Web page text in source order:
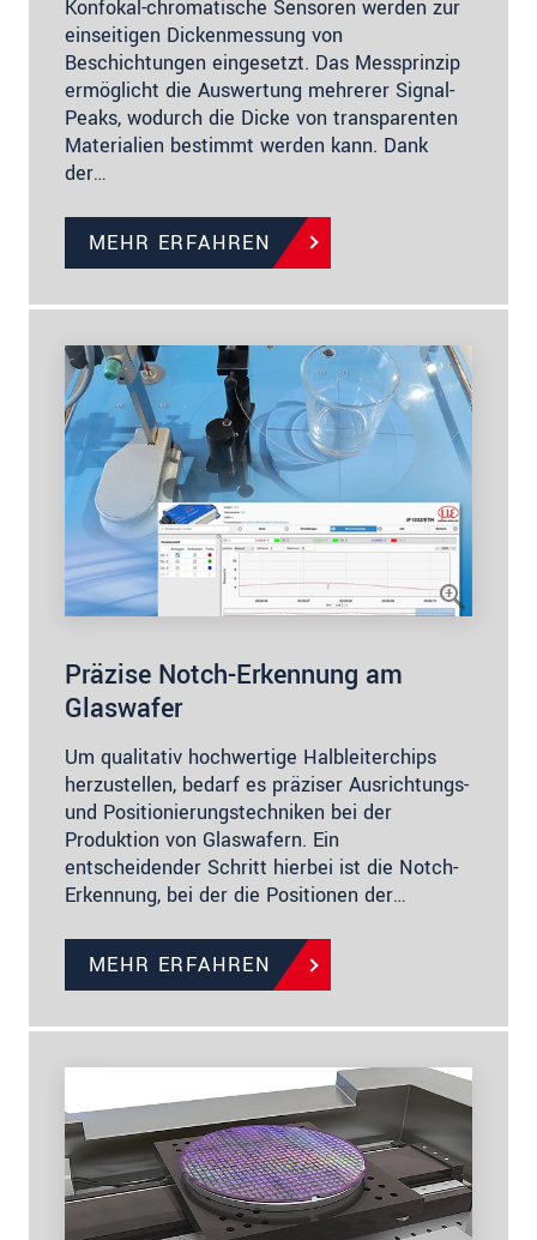
Konfokal-chromatische Sensoren werden zur
einseitigen Dickenmessung von
Beschichtungen eingesetzt. Das Messprinzip
ermöglicht die Auswertung mehrerer Signal-
Peaks, wodurch die Dicke von transparenten
Materialien bestimmt werden kann. Dank
der…
MEHR ERFAHREN
Präzise Notch-Erkennung am
Glaswafer
Um qualitativ hochwertige Halbleiterchips
herzustellen, bedarf es präziser Ausrichtungs-
und Positionierungstechniken bei der
Produktion von Glaswafern. Ein
entscheidender Schritt hierbei ist die Notch-
Erkennung, bei der die Positionen der…
MEHR ERFAHREN